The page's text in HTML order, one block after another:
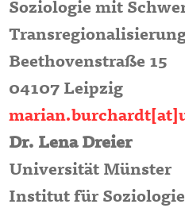
Soziologie mit
Beethovenstraße 15
04107 Leipzig
Dr. Lena Dreier
Universität Münster
Institut für Soziologie